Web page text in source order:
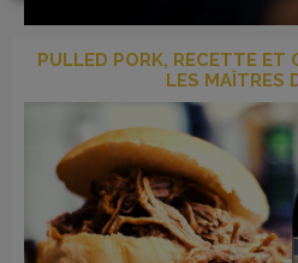
LOGIN
PULLED PORK, RECETTE ET
LES MAÎTRES